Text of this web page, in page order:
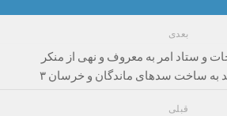
بعدی
و ستاد امر به معروف و نهی از منکر
به ساخت سدهای ماندگان و خرسان ۳
قبلی